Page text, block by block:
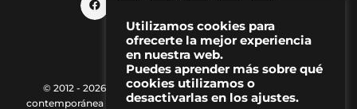
© 2012 - 2026 MAKMA | Revista de artes visuales y cultura
contemporánea |
Política de Privacidad| Aviso Legal|Contacto
Utilizamos cookies para
ofrecerte la mejor experiencia
en nuestra web.
Puedes aprender más sobre qué
cookies utilizamos o
desactivarlas en los ajustes.